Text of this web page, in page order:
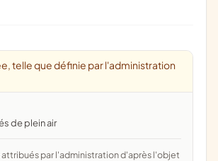
telle que définie par l'administration
de plein air